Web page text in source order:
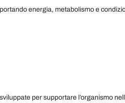
energia, metabolismo e
per supportare l’organismo